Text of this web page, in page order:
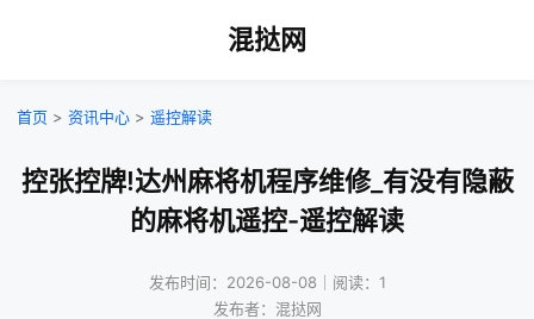
混挞网
首页 > 资讯中心 > 遥控解读
控张控牌!达州麻将机程序维修_有没有隐蔽
的麻将机遥控-遥控解读
发布时间：2026-08-08｜阅读：1
发布者：混挞网